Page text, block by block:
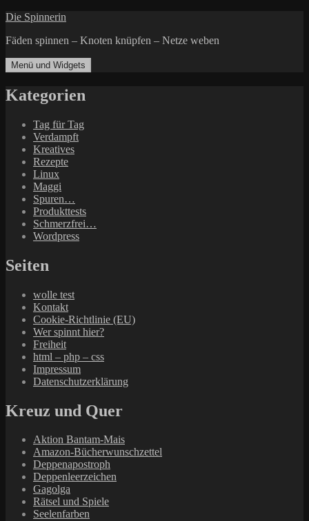
Zum
springen
Die Spinnerin
Fäden spinnen – Knoten knüpfen – Netze weben
Menü und Widgets
Kategorien
Tag für Tag
Verdampft
Kreatives
Rezepte
Linux
Maggi
Spuren…
Produkttests
Schmerzfrei…
Wordpress
Seiten
wolle test
Kontakt
Cookie-Richtlinie (EU)
Wer spinnt hier?
Freiheit
html – php – css
Impressum
Datenschutzerklärung
Kreuz und Quer
Aktion Bantam-Mais
Amazon-Bücherwunschzettel
Deppenapostroph
Deppenleerzeichen
Gagolga
Rätsel und Spiele
Seelenfarben